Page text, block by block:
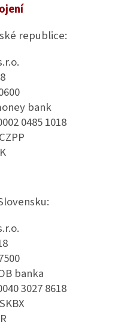
republice:
bank
0485 1018
banka
3027 8618